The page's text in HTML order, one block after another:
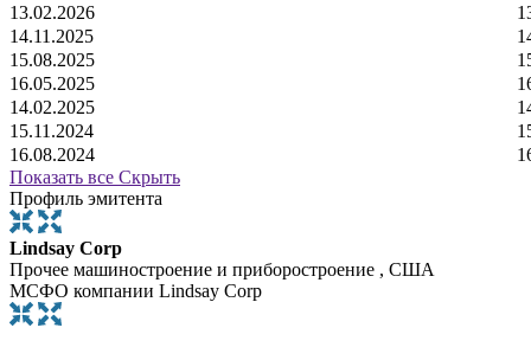
13.02.2026
14.11.2025
15.08.2025
16.05.2025
14.02.2025
15.11.2024
16.08.2024
Показать все Скрыть
Профиль эмитента
Lindsay Corp
Прочее машиностроение и приборостроение , США
МСФО компании Lindsay Corp